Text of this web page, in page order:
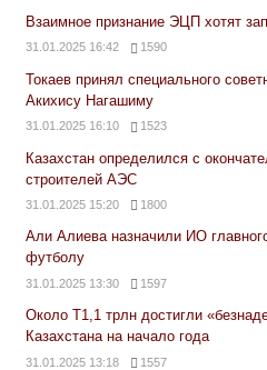
Взаимное признание ЭЦП хотят
31.01.2025 16:42 1590
Токаев принял специального
Акихису Нагашиму
31.01.2025 16:10 1523
Казахстан определился с
строителей АЭС
31.01.2025 15:20 1800
Али Алиева назначили ИО
футболу
31.01.2025 13:30 1597
Около Т1,1 трлн достигли
Казахстана на начало года
31.01.2025 13:18 1557